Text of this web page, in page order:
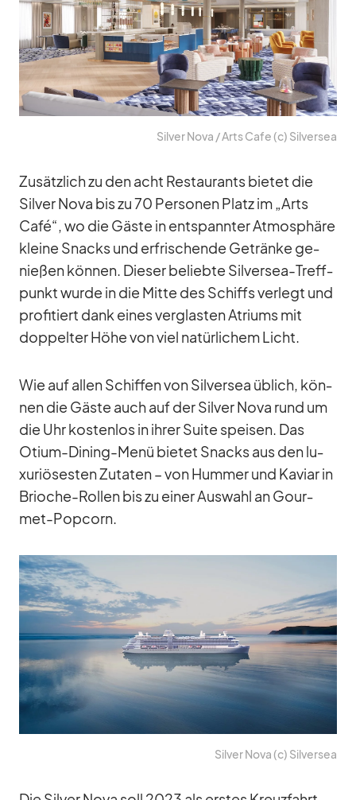
Sil­ver Nova /​ Arts Cafe (c) Sil­ver­sea
Zu­sätz­lich zu den acht Re­stau­rants bie­tet die
Sil­ver Nova bis zu 70 Per­so­nen Platz im „Arts
Café“, wo die Gäste in ent­spann­ter At­mo­sphäre
kleine Snacks und er­fri­schende Ge­tränke ge­
nie­ßen kön­nen. Die­ser be­liebte Sil­ver­sea-Treff­
punkt wurde in die Mitte des Schiffs ver­legt und
pro­fi­tiert dank ei­nes ver­glas­ten Atri­ums mit
dop­pel­ter Höhe von viel na­tür­li­chem Licht.
Wie auf al­len Schif­fen von Sil­ver­sea üb­lich, kön­
nen die Gäste auch auf der Sil­ver Nova rund um
die Uhr kos­ten­los in ih­rer Suite spei­sen. Das
Otium-Di­ning-Menü bie­tet Snacks aus den lu­
xu­riö­ses­ten Zu­ta­ten – von Hum­mer und Ka­viar in
Brio­che-Rol­len bis zu ei­ner Aus­wahl an Gour­
met-Pop­corn.
Sil­ver Nova (c) Sil­ver­sea